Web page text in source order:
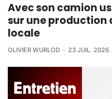
Avec son camion
sur une production
locale
OLIVIER WURLOD 23 JUIL. 2026